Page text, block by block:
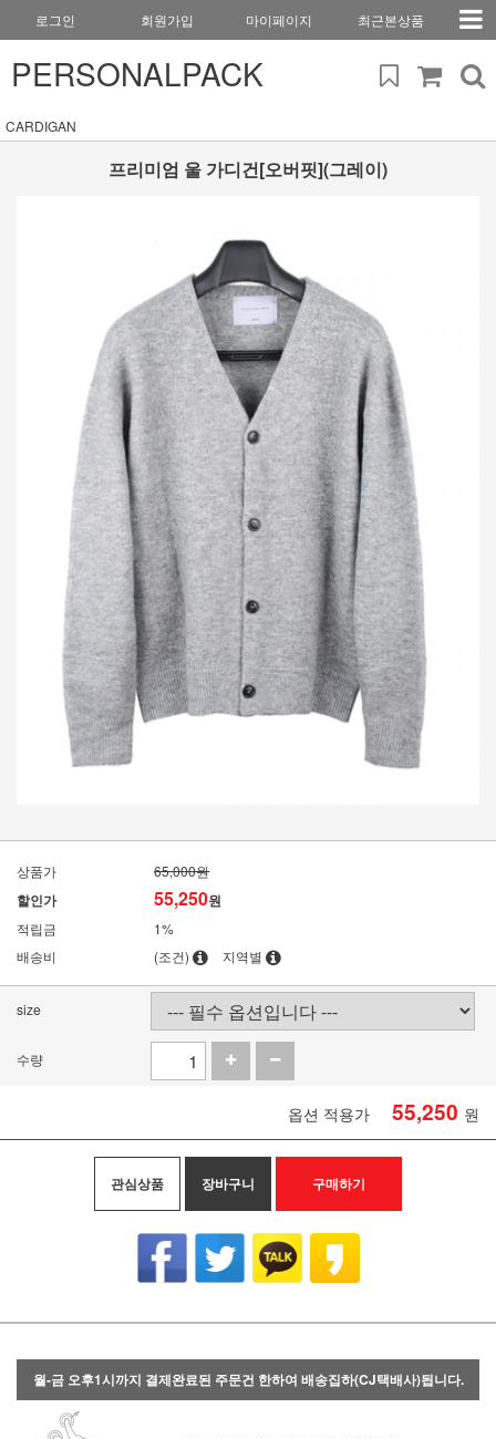
로그인 회원가입 마이페이지 최근본상품
PERSONALPACK
CARDIGAN
프리미엄 울 가디건[오버핏](그레이)
상품가 65,000원
할인가 55,250원
적립금
1%
배송비
(조건) 지역별
size
수량
옵션 적용가 55,250 원
관심상품 장바구니 구매하기
월-금 오후1시까지 결제완료된 주문건 한하여 배송집하(CJ택배사)됩니다.